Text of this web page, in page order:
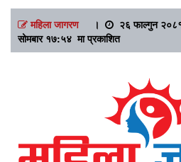
महिला जागरण।
२६ फाल्गुन
सोमबार १७:५४ मा प्रकाशित